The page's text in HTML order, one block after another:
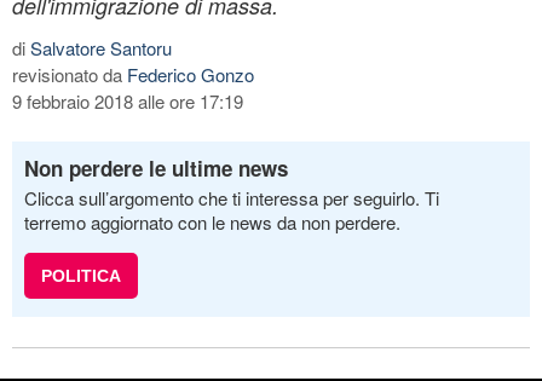
diSalvatore Santoru
revisionato da Federico Gonzo
9 febbraio 2018 alle ore 17:19
Non perdere le ultime news
Clicca sull’argomento che ti interessa per seguirlo. Ti
terremo aggiornato con le news da non perdere.
POLITICA